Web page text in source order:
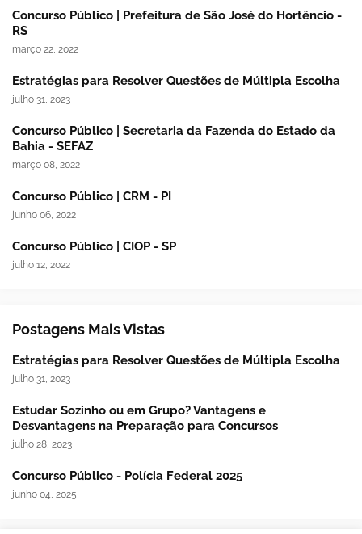
Concurso Público | Prefeitura de São José do Hortêncio -
RS
março 22, 2022
Estratégias para Resolver Questões de Múltipla Escolha
julho 31, 2023
Concurso Público | Secretaria da Fazenda do Estado da
Bahia - SEFAZ
março 08, 2022
Concurso Público | CRM - PI
junho 06, 2022
Concurso Público | CIOP - SP
julho 12, 2022
Postagens Mais Vistas
Estratégias para Resolver Questões de Múltipla Escolha
julho 31, 2023
Estudar Sozinho ou em Grupo? Vantagens e
Desvantagens na Preparação para Concursos
julho 28, 2023
Concurso Público - Polícia Federal 2025
junho 04, 2025